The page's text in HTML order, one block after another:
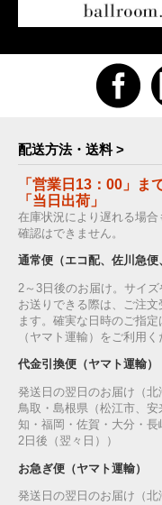
配送方法・送料 >
「営業日13：00」ま
「当日出荷」
在庫状況により遅れる場
確認はできません。
通常便（エコ配、佐川急便
2～3日後のお届け。サイ
お送りできる際は、ご注
ます。確実な日時のご指
（ヤマト運輸）をご利用く
代金引換便（ヤマト運輸）
発送日の翌日のお届け（北
鳥取・島根県（松江市、
知・福岡・佐賀・大分・
2日後（翌々日））
お急ぎ便（ヤマト運輸）
発送日の翌日のお届け（北